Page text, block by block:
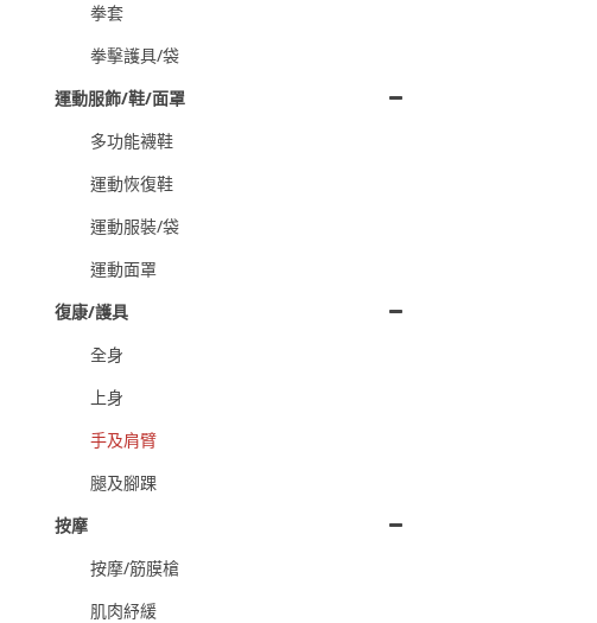
拳套
拳擊護具/袋
運動服飾/鞋/面罩
多功能襪鞋
運動恢復鞋
運動服裝/袋
運動面罩
復康/護具
全身
上身
手及肩臂
腿及腳踝
按摩
按摩/筋膜槍
肌肉紓緩